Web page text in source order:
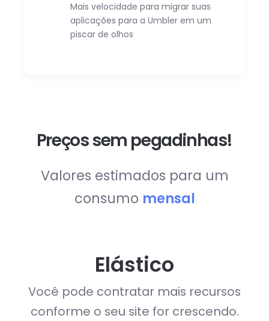
Mais velocidade para migrar suas
aplicações para a Umbler em um
piscar de olhos
Preços sem pegadinhas!
Valores estimados para um
consumo mensal
Elástico
Você pode contratar mais recursos
conforme o seu site for crescendo.